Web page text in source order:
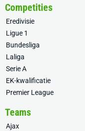
Competities
Eredivisie
Ligue 1
Bundesliga
Laliga
Serie A
EK-kwalificatie
Premier League
Teams
Ajax